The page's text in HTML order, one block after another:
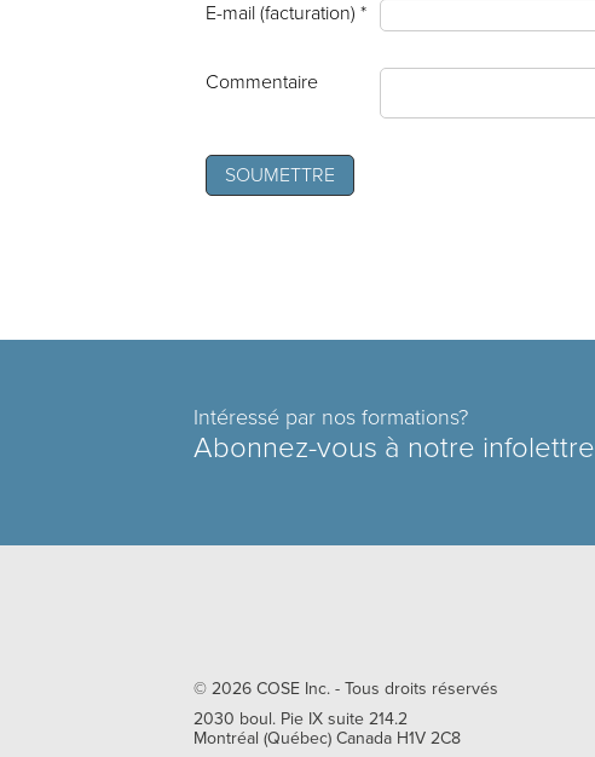
E-mail (facturation) *
Commentaire
Intéressé par nos formations?
Abonnez-vous à notre infolettre
© 2026 COSE Inc.- Tous droits réservés
2030 boul. Pie IX suite 214.2
Montréal (Québec) Canada H1V 2C8